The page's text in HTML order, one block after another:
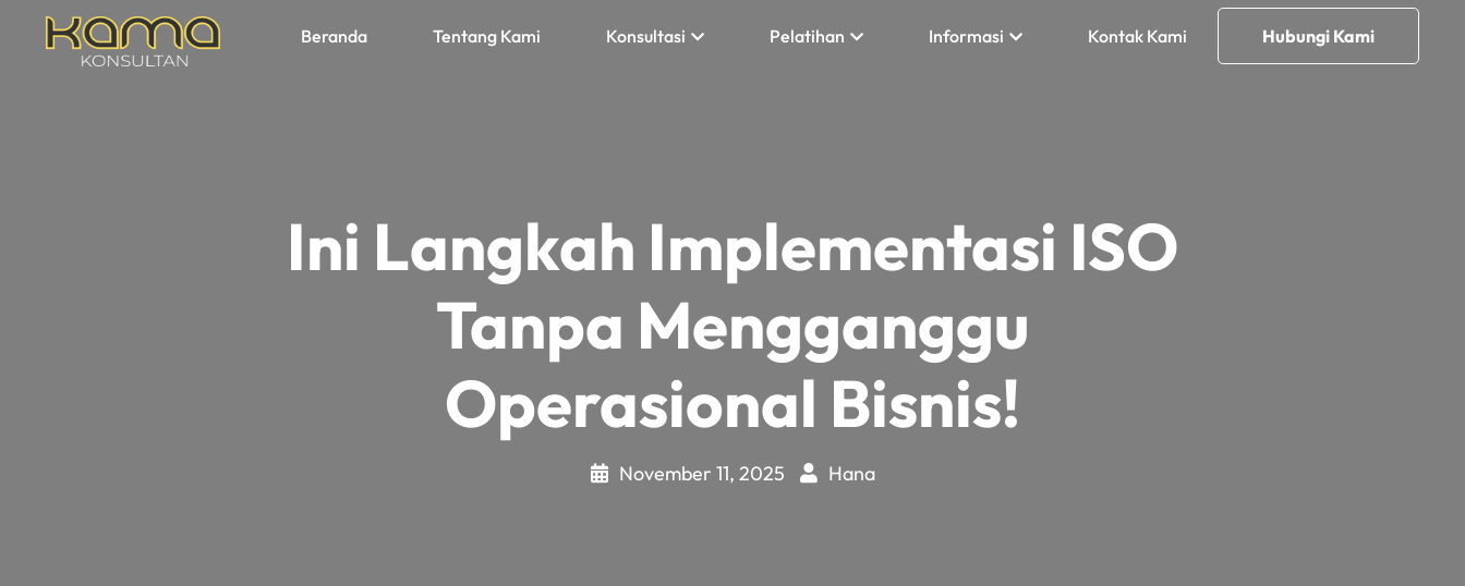
Beranda Tentang Kami Konsultasi Pelatihan Informasi Kontak Kami Hubungi Kami
Ini Langkah Implementasi ISO
Tanpa Mengganggu
Operasional Bisnis!
November 11, 2025 Hana